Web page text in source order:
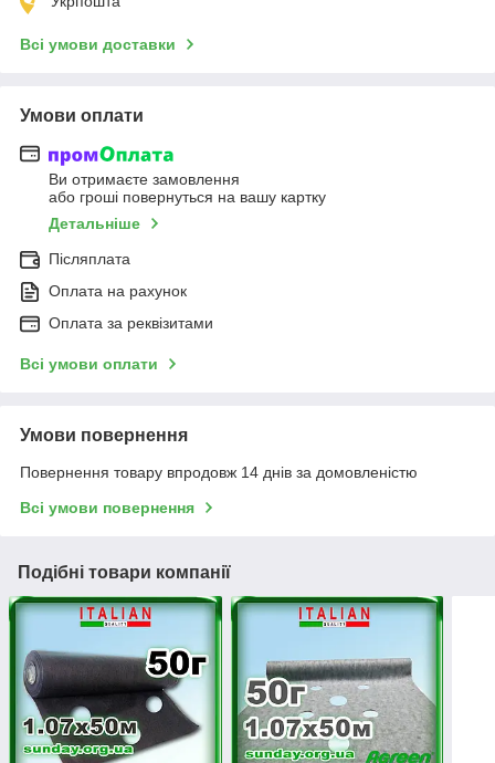
Всі умови доставки
Умови оплати
Ви отримаєте замовлення
або гроші повернуться на вашу картку
Детальніше
Післяплата
Оплата на рахунок
Оплата за реквізитами
Всі умови оплати
Умови повернення
Повернення товару впродовж 14 днів за домовленістю
Всі умови повернення
Подібні товари компанії